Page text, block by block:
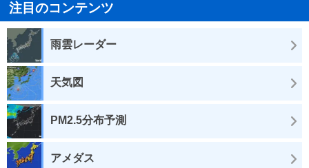
注目のコンテンツ
雨雲レーダー
天気図
PM2.5分布予測
アメダス